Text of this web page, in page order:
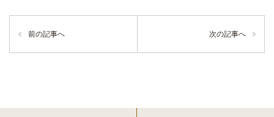
前の記事へ 次の記事へ